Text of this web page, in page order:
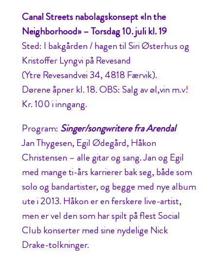
Canal Streets nabolagskonsept «In the
Neighborhood» – Torsdag 10. juli kl. 19
Sted: I bakgården / hagen til Siri Østerhus og
Kristoffer Lyngvi på Revesand
(Ytre Revesandvei 34, 4818 Færvik).
Dørene åpner kl. 18. OBS: Salg av øl,vin m.v!
Kr. 100 i inngang.
Program: Singer/songwritere fra Arendal
Jan Thygesen, Egil Ødegård, Håkon
Christensen – alle gitar og sang. Jan og Egil
med mange ti-års karrierer bak seg, både som
solo og bandartister, og begge med nye album
ute i 2013. Håkon er en ferskere live-artist,
men er vel den som har spilt på flest Social
Club konserter med sine nydelige Nick
Drake-tolkninger.